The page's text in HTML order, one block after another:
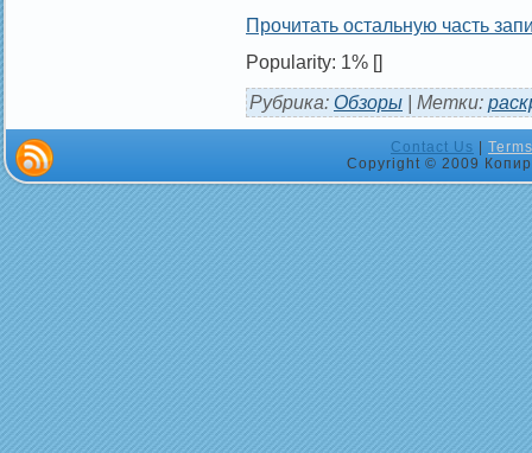
Прочитать остальную часть
Popularity: 1% []
Рубрика: Обзоры | Метки:
Contact Us |
Copyright © 2009